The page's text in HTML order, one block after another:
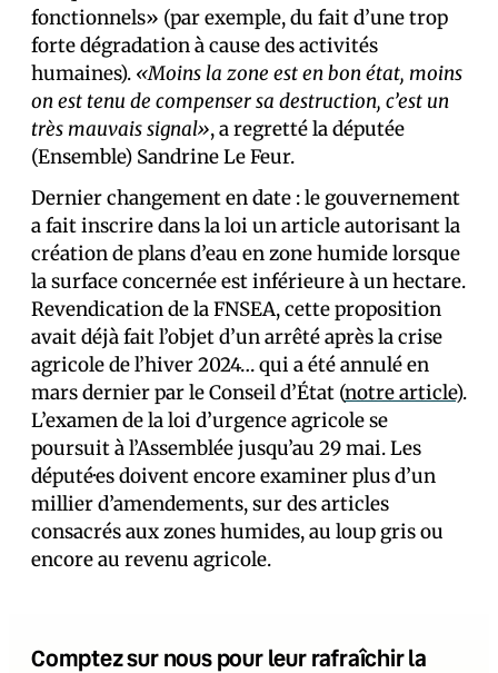
fonctionnels» (par exemple, du fait d’une trop
forte dégradation à cause des activités
humaines). «Moins la zone est en bon état, moins
on est tenu de compenser sa destruction, c’est un
très mauvais signal», a regretté la députée
(Ensemble) Sandrine Le Feur.
Dernier changement en date : le gouvernement
a fait inscrire dans la loi un article autorisant la
création de plans d’eau en zone humide lorsque
la surface concernée est inférieure à un hectare.
Revendication de la FNSEA, cette proposition
avait déjà fait l’objet d’un arrêté après la crise
agricole de l’hiver 2024… qui a été annulé en
mars dernier par le Conseil d’État (notre article).
L’examen de la loi d’urgence agricole se
poursuit à l’Assemblée jusqu’au 29 mai. Les
député·es doivent encore examiner plus d’un
millier d’amendements, sur des articles
consacrés aux zones humides, au loup gris ou
encore au revenu agricole.
Comptez sur nous pour leur rafraîchir la